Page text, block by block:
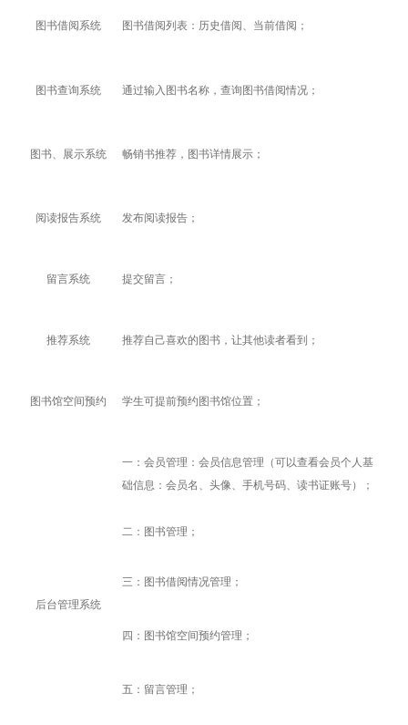
图书借阅系统 图书借阅列表：历史借阅、当前借阅；
图书查询系统 通过输入图书名称，查询图书借阅情况；
图书、展示系统 畅销书推荐，图书详情展示；
阅读报告系统 发布阅读报告；
留言系统 提交留言；
推荐系统 推荐自己喜欢的图书，让其他读者看到；
图书馆空间预约 学生可提前预约图书馆位置；
后台管理系统
一：会员管理：会员信息管理（可以查看会员个人基
础信息：会员名、头像、手机号码、读书证账号）；
二：图书管理；
三：图书借阅情况管理；
四：图书馆空间预约管理；
五：留言管理；